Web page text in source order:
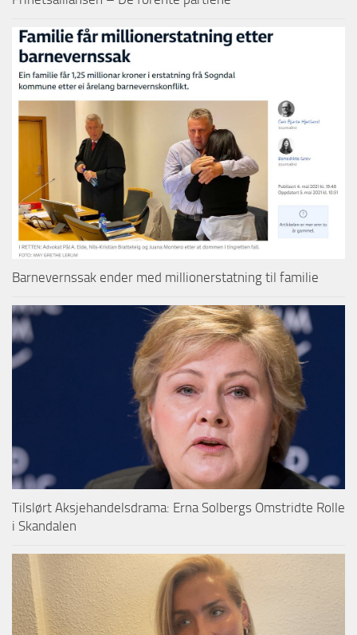
Barnevernssak ender med millionerstatning til familie
Tilslørt Aksjehandelsdrama: Erna Solbergs Omstridte Rolle
i Skandalen